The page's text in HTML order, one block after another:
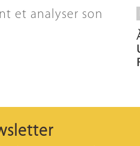
et analyser son